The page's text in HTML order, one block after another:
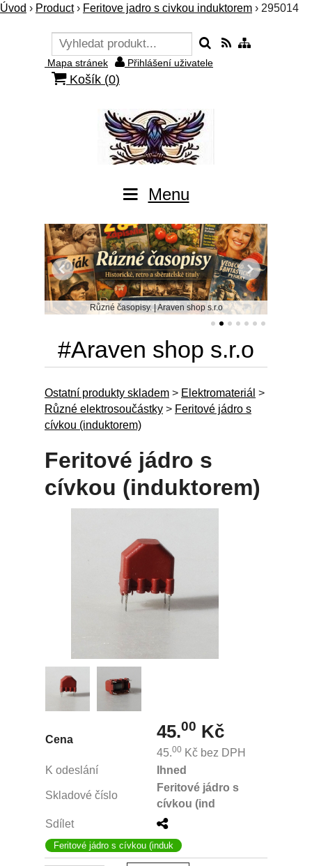
Úvod › Product› Feritove jadro s civkou induktorem › 295014
Mapa stránek Přihlášení uživatele
Košík (0)
Menu
Různé časopisy. | Araven shop s.r.o
#Araven shop s.r.o
Ostatní produkty skladem > Elektromateriál >
Různé elektrosoučástky > Feritové jádro s
cívkou (induktorem)
Feritové jádro s
cívkou (induktorem)
Cena 45.00 Kč
45.00 Kč bez DPH
K odeslání
Ihned
Skladové číslo
Feritové jádro s
cívkou (ind
Sdílet
Feritové jádro s cívkou (induk